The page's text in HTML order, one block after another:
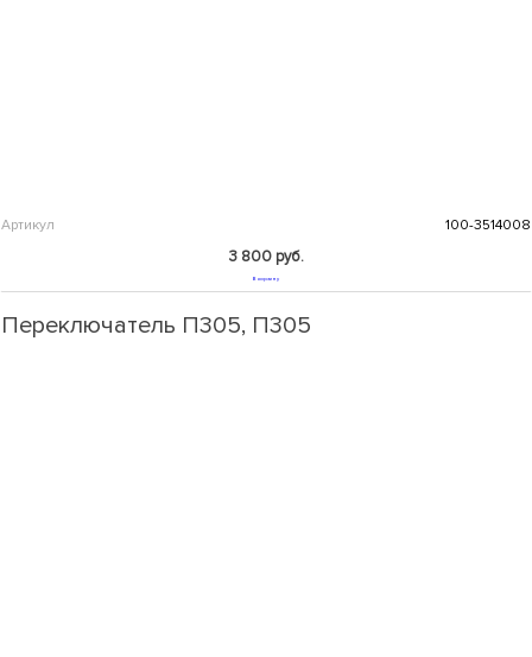
Артикул 100-3514008
3 800 руб.
В корзину
Переключатель П305, П305